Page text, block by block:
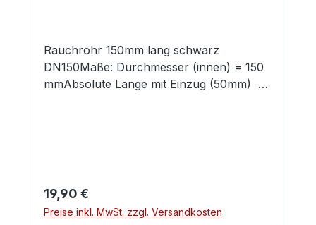
Rauchrohr 150mm lang schwarz
DN150Maße: Durchmesser (innen) = 150
mmAbsolute Länge mit Einzug (50mm) =
den Einsatzbereich im Wohn- und
Sichtbereich für frei im Raum stehende
Kaminöfen mit Rauchrohranschluss
Regulärer Preis:
19,90 €
Preise inkl. MwSt. zzgl. Versandkosten